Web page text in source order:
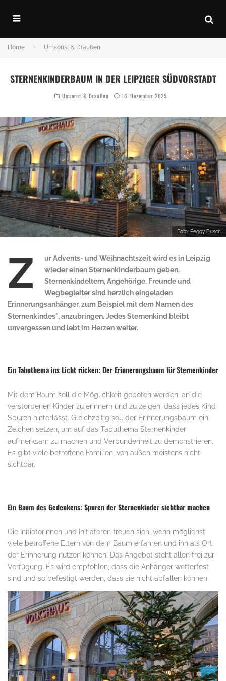
Home Umsonst & Draußen
STERNENKINDERBAUM IN DER LEIPZIGER SÜDVORSTADT
Umsonst & Draußen 16. Dezember 2025
Foto: Peggy Busch
Z
ur Advents- und Weihnachtszeit wird es in Leipzig
wieder einen Sternenkinderbaum geben.
Sternenkindeltern, Angehörige, Freunde und
Wegbegleiter sind herzlich eingeladen
Erinnerungsanhänger, zum Beispiel mit dem Namen des
Sternenkindes*, anzubringen. Jedes Sternenkind bleibt
unvergessen und lebt im Herzen weiter.
Ein Tabuthema ins Licht rücken: Der Erinnerungsbaum für Sternenkinder
Mit dem Baum soll die Möglichkeit geboten werden, an die
verstorbenen Kinder zu erinnern und zu zeigen, dass jedes Kind
Spuren hinterlässt. Gleichzeitig soll der Erinnerungsbaum ein
Zeichen setzen, um auf das Tabuthema Sternenkinder
aufmerksam zu machen und Verbundenheit zu demonstrieren.
Es gibt viele betroffene Familien, von außen meistens nicht
sichtbar.
Ein Baum des Gedenkens: Spuren der Sternenkinder sichtbar machen
Die Initiatorinnen und Initiatoren freuen sich, wenn möglichst
viele betroffene Eltern von dem Baum erfahren und ihn als Ort
der Erinnerung nutzen können. Das Angebot steht allen frei zur
Verfügung. Es wird empfohlen, dass die Anhänger wetterfest
sind und so befestigt werden, dass sie nicht abfallen können.